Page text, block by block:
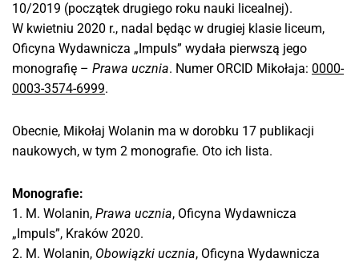
10/2019 (początek drugiego roku nauki licealnej).
W kwietniu 2020 r., nadal będąc w drugiej klasie liceum,
Oficyna Wydawnicza „Impuls” wydała pierwszą jego
monografię – Prawa ucznia. Numer ORCID Mikołaja: 0000-
0003-3574-6999.
Obecnie, Mikołaj Wolanin ma w dorobku 17 publikacji
naukowych, w tym 2 monografie. Oto ich lista.
Monografie:
1. M. Wolanin, Prawa ucznia, Oficyna Wydawnicza
„Impuls”, Kraków 2020.
2. M. Wolanin, Obowiązki ucznia, Oficyna Wydawnicza